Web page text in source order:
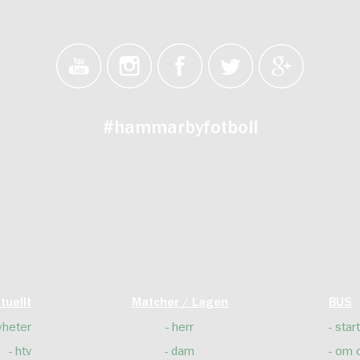
#hammarbyfotboll
htv
Matcher / Lagen
herr
dam
BUS
start
om